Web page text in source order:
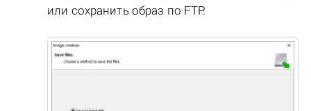
или сохранить образ по FTP.